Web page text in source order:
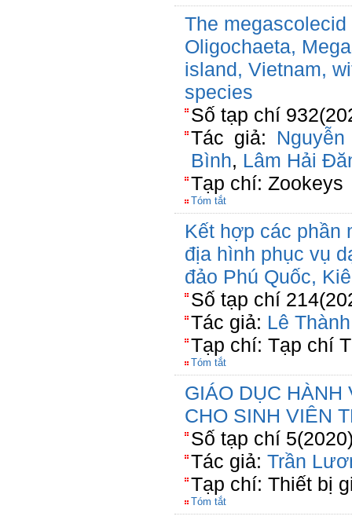
The
Oligochaeta,
island, Vietnam,
species
Số tạp chí
Tác giả:
Bình, Lâm Hải
Tạp chí: Zookeys
Tóm tắt
Kết hợp các phần
địa hình phục vụ
đảo Phú Quốc,
Số tạp chí
Tác giả: Lê
Tạp chí: Tạp chí
Tóm tắt
GIÁO DỤC
CHO SINH VIÊN
Số tạp chí
Tác giả: Trần
Tạp chí: Thiết bị
Tóm tắt